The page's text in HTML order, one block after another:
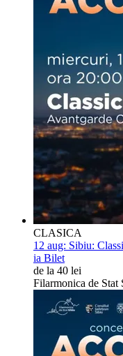
CLASICA
12 aug: Sibiu:
ia Bilet
de la 40 lei
Filarmonica de Stat